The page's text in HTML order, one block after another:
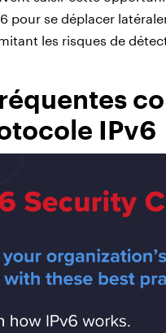
pour se déplacer
les risques de
IPv6